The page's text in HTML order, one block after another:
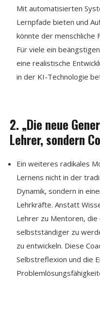
Mit automatisierten
Lernpfade bieten und
könnte der menschliche
Für viele ein
eine realistische
in der KI-Technologie
2. „Die neue
Lehrer, sondern
Ein weiteres radikales
Lernens nicht in der
Dynamik, sondern in
Lehrkräfte. Anstatt
Lehrer zu Mentoren, die
selbstständiger zu
zu entwickeln. Diese
Selbstreflexion und die